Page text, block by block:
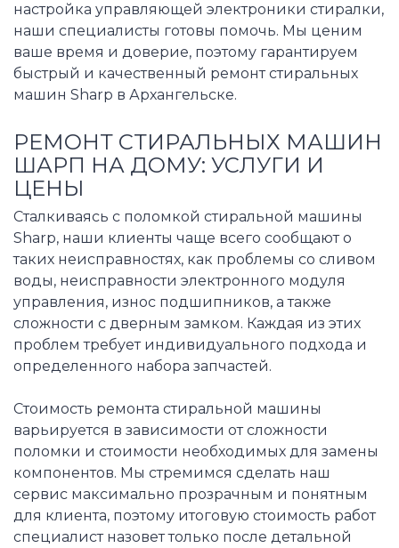
настройка управляющей электроники стиралки,
наши специалисты готовы помочь. Мы ценим
ваше время и доверие, поэтому гарантируем
быстрый и качественный ремонт стиральных
машин Sharp в Архангельске.
РЕМОНТ СТИРАЛЬНЫХ МАШИН
ШАРП НА ДОМУ: УСЛУГИ И
ЦЕНЫ
Сталкиваясь с поломкой стиральной машины
Sharp, наши клиенты чаще всего сообщают о
таких неисправностях, как проблемы со сливом
воды, неисправности электронного модуля
управления, износ подшипников, а также
сложности с дверным замком. Каждая из этих
проблем требует индивидуального подхода и
определенного набора запчастей.
Стоимость ремонта стиральной машины
варьируется в зависимости от сложности
поломки и стоимости необходимых для замены
компонентов. Мы стремимся сделать наш
сервис максимально прозрачным и понятным
для клиента, поэтому итоговую стоимость работ
специалист назовет только после детальной